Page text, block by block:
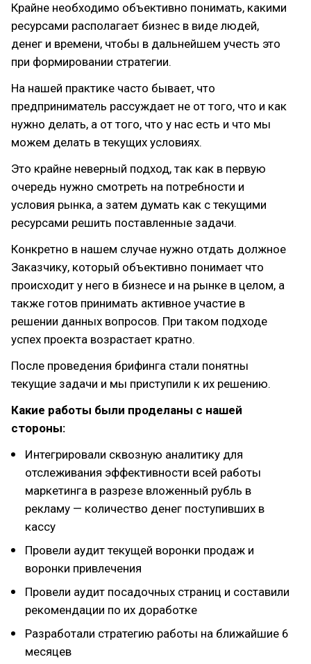
Крайне необходимо объективно понимать, какими
ресурсами располагает бизнес в виде людей,
денег и времени, чтобы в дальнейшем учесть это
при формировании стратегии.
На нашей практике часто бывает, что
предприниматель рассуждает не от того, что и как
нужно делать, а от того, что у нас есть и что мы
можем делать в текущих условиях.
Это крайне неверный подход, так как в первую
очередь нужно смотреть на потребности и
условия рынка, а затем думать как с текущими
ресурсами решить поставленные задачи.
Конкретно в нашем случае нужно отдать должное
Заказчику, который объективно понимает что
происходит у него в бизнесе и на рынке в целом, а
также готов принимать активное участие в
решении данных вопросов. При таком подходе
успех проекта возрастает кратно.
После проведения брифинга стали понятны
текущие задачи и мы приступили к их решению.
Какие работы были проделаны с нашей
стороны:
Интегрировали сквозную аналитику для
отслеживания эффективности всей работы
маркетинга в разрезе вложенный рубль в
рекламу — количество денег поступивших в
кассу
Провели аудит текущей воронки продаж и
воронки привлечения
Провели аудит посадочных страниц и составили
рекомендации по их доработке
Разработали стратегию работы на ближайшие 6
месяцев